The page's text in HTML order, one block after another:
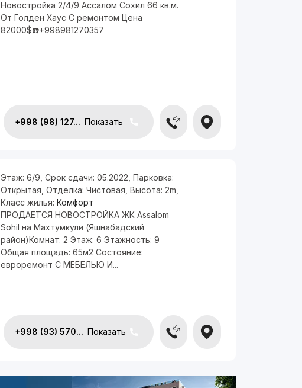
Новостройка 2/4/9 Ассалом Сохил 66 кв.м.
От Голден Хаус С ремонтом Цена
82000$☎️+998981270357
+998 (98) 127... Показать
Этаж: 6/9 Срок сдачи: 05.2022 Парковка:
Открытая Отделка: Чистовая Высота: 2m
Класс жилья: Комфорт
ПРОДАЕТСЯ НОВОСТРОЙКА ЖК Assalom
Sohil на Махтумкули (Яшнабадский
район)Комнат: 2 Этаж: 6 Этажность: 9
Общая площадь: 65м2 Состояние:
евроремонт С МЕБЕЛЬЮ И...
+998 (93) 570... Показать